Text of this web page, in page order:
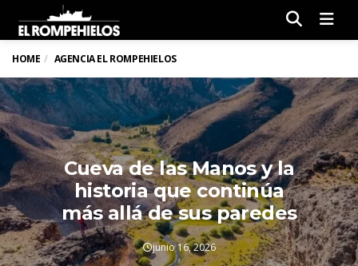
HOME AGENCIA EL ROMPEHIELOS
Cueva de las Manos y la
historia que continúa
más allá de sus paredes
junio 16, 2026